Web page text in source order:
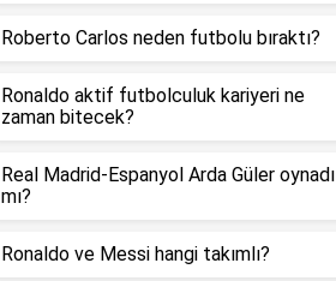
Roberto Carlos neden futbolu bıraktı?
Ronaldo aktif futbolculuk kariyeri ne
zaman bitecek?
Real Madrid-Espanyol Arda Güler oynadı
mı?
Ronaldo ve Messi hangi takımlı?